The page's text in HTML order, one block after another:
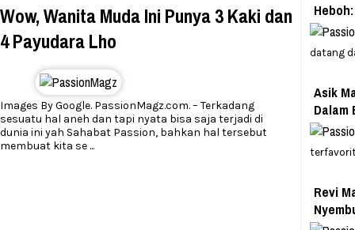
Wow, Wanita Muda Ini Punya 3 Kaki dan
4 Payudara Lho
Images By Google. PassionMagz.com. – Terkadang
sesuatu hal aneh dan tapi nyata bisa saja terjadi di
dunia ini yah Sahabat Passion, bahkan hal tersebut
membuat kita se ...
datang
Asik
Dalam
Revi